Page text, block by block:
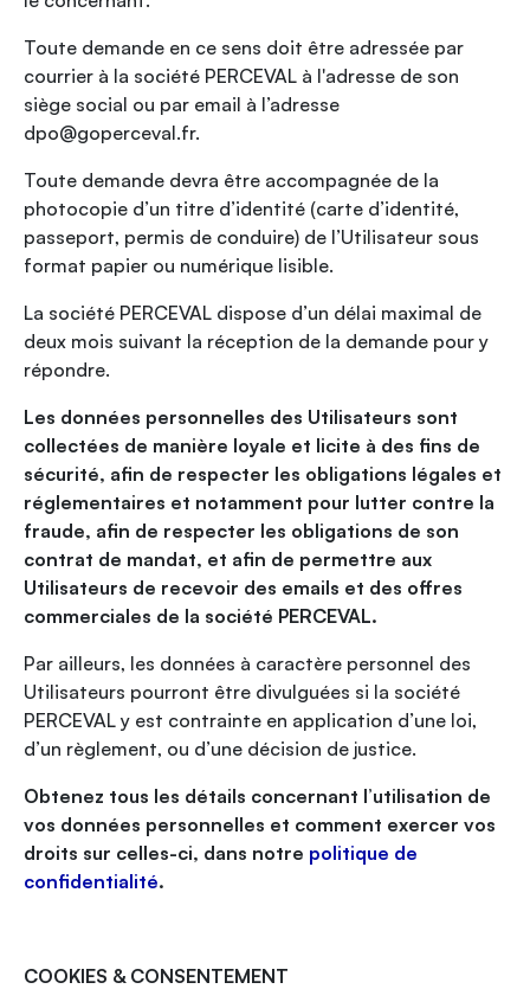
Toute demande en ce sens doit être adressée par
courrier à la société PERCEVAL à l'adresse de son
siège social ou par email à l’adresse
dpo@goperceval.fr.
Toute demande devra être accompagnée de la
photocopie d’un titre d’identité (carte d’identité,
passeport, permis de conduire) de l’Utilisateur sous
format papier ou numérique lisible.
La société PERCEVAL dispose d’un délai maximal de
deux mois suivant la réception de la demande pour y
répondre.
Les données personnelles des Utilisateurs sont
collectées de manière loyale et licite à des fins de
sécurité, afin de respecter les obligations légales et
réglementaires et notamment pour lutter contre la
fraude, afin de respecter les obligations de son
contrat de mandat, et afin de permettre aux
Utilisateurs de recevoir des emails et des offres
commerciales de la société PERCEVAL.
Par ailleurs, les données à caractère personnel des
Utilisateurs pourront être divulguées si la société
PERCEVAL y est contrainte en application d’une loi,
d’un règlement, ou d’une décision de justice.
Obtenez tous les détails concernant l’utilisation de
vos données personnelles et comment exercer vos
droits sur celles-ci, dans notre politique de
confidentialité.
COOKIES & CONSENTEMENT